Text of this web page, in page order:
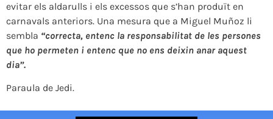
evitar els aldarulls i els excessos que s’han produït en
carnavals anteriors. Una mesura que a Miguel Muñoz li
sembla “correcta, entenc la responsabilitat de les persones
que ho permeten i entenc que no ens deixin anar aquest
dia”.
Paraula de Jedi.